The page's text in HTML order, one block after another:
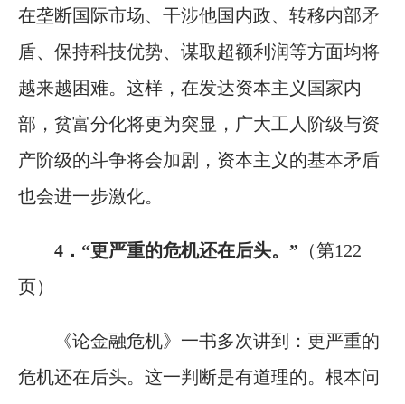
在垄断国际市场、干涉他国内政、转移内部矛
盾、保持科技优势、谋取超额利润等方面均将
越来越困难。这样，在发达资本主义国家内
部，贫富分化将更为突显，广大工人阶级与资
产阶级的斗争将会加剧，资本主义的基本矛盾
也会进一步激化。
4．“更严重的危机还在后头。” （第122
页）
《论金融危机》一书多次讲到：更严重的
危机还在后头。这一判断是有道理的。根本问